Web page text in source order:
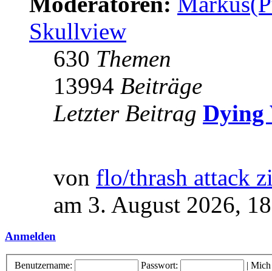
Skullview
630 Themen
13994 Beiträge
Letzter Beitrag Dying
von flo/thrash attack
am 3. August 2026,
Anmelden
Benutzername: Passwort: | Mich